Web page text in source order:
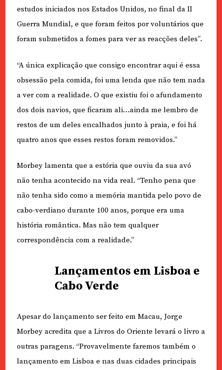
estudos iniciados nos Estados Unidos, no final da II
Guerra Mundial, e que foram feitos por voluntários que
foram submetidos a fomes para ver as reacções deles”.
“A única explicação que consigo encontrar aqui é essa
obsessão pela comida, foi uma lenda que não tem nada
a ver com a realidade. O que existiu foi o afundamento
dos dois navios, que ficaram ali…ainda me lembro de
restos de um deles encalhados junto à praia, e foi há
quatro anos que esses restos foram removidos.”
Morbey lamenta que a estória que ouviu da sua avó
não tenha acontecido na vida real. “Tenho pena que
não tenha sido como a memória mantida pelo povo de
cabo-verdiano durante 100 anos, porque era uma
história romântica. Mas não tem qualquer
correspondência com a realidade.”
Lançamentos em Lisboa e
Cabo Verde
Apesar do lançamento ser feito em Macau, Jorge
Morbey acredita que a Livros do Oriente levará o livro a
outras paragens. “Provavelmente faremos também o
lançamento em Lisboa e nas duas cidades principais